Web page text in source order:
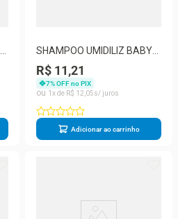
SHAMPOO UMIDILIZ BABY
150ML
R$ 11,21
7% OFF no PIX
1
R$ 12 05
Adicionar ao carrinho